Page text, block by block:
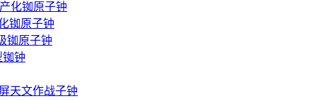
化铷原子钟
铷原子钟
铷原子钟
铷钟
天文作战子钟